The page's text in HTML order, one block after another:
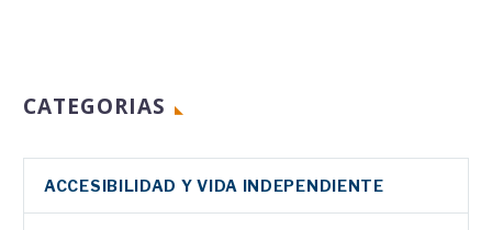
CATEGORIAS
ACCESIBILIDAD Y VIDA INDEPENDIENTE